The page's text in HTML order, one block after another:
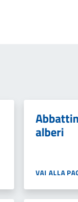
alberi
VAI ALLA